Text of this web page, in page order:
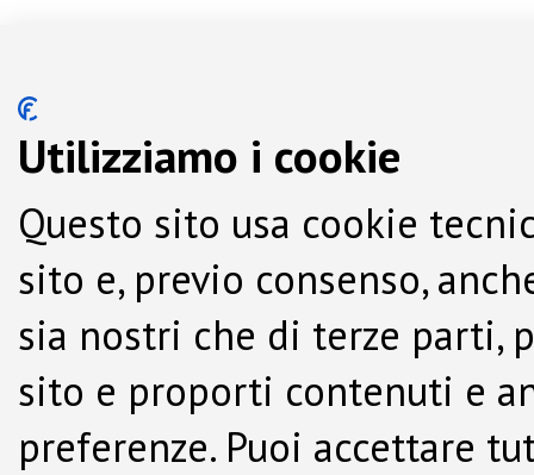
Utilizziamo i cookie
Questo sito usa cookie
sito e, previo consenso,
sia nostri che di terze parti,
sito e proporti contenuti e
preferenze. Puoi accettare